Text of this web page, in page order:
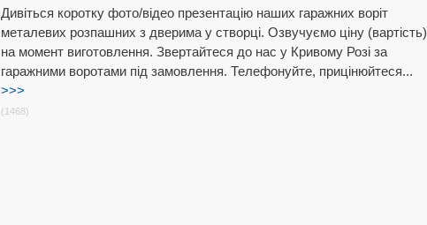
Дивіться коротку фото/відео презентацію наших гаражних воріт
металевих розпашних з дверима у створці. Озвучуємо ціну (вартість)
на момент виготовлення. Звертайтеся до нас у Кривому Розі за
гаражними воротами під замовлення. Телефонуйте, прицінюйтеся...
>>>
(1468)